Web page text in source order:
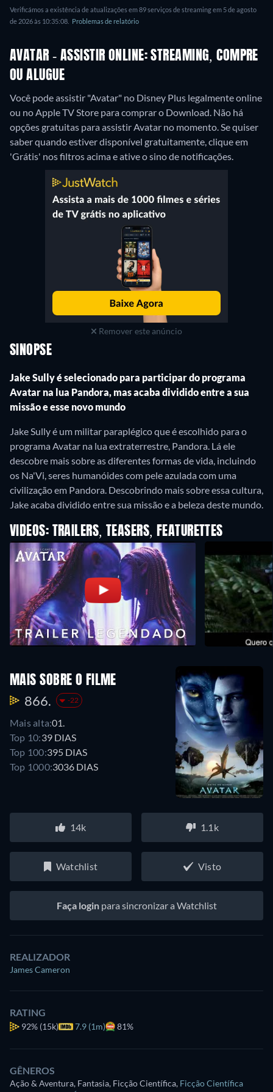
Verificámos a existência de atualizações em 89 serviços de streaming em 5 de agosto
de 2026 às 10:35:08.
Problemas de relatório
AVATAR - ASSISTIR ONLINE: STREAMING, COMPRE
OU ALUGUE
Você pode assistir "Avatar" no Disney Plus legalmente online
ou no Apple TV Store para comprar o Download. Não há
opções gratuitas para assistir Avatar no momento. Se quiser
saber quando estiver disponível gratuitamente, clique em
'Grátis' nos filtros acima e ative o sino de notificações.
Remover este anúncio
SINOPSE
Jake Sully é selecionado para participar do programa
Avatar na lua Pandora, mas acaba dividido entre a sua
missão e esse novo mundo
Jake Sully é um militar paraplégico que é escolhido para o
programa Avatar na lua extraterrestre, Pandora. Lá ele
descobre mais sobre as diferentes formas de vida, incluindo
os Na'Vi, seres humanóides com pele azulada com uma
civilização em Pandora. Descobrindo mais sobre essa cultura,
Jake acaba dividido entre sua missão e a beleza deste mundo.
VIDEOS: TRAILERS, TEASERS, FEATURETTES
MAIS SOBRE O FILME
866. -22
Mais alta:01.
Top 10:39 DIAS
Top 100:395 DIAS
Top 1000:3036 DIAS
14k 1.1k
Watchlist Visto
Faça loginpara sincronizar a Watchlist
REALIZADOR
James Cameron
RATING
92% (15k) 7.9 (1m) 81%
GÊNEROS
Ação & Aventura, Fantasia, Ficção Científica, Ficção Científica